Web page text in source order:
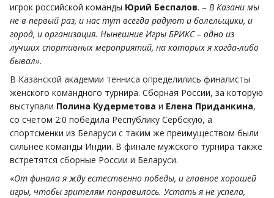
игрок российской команды Юрий Беспалов. – В Казани мы
не в первый раз, и нас тут всегда радуют и болельщики, и
город, и организация. Нынешние Игры БРИКС – одно из
лучших спортивных мероприятий, на которых я когда-либо
бывал».
В Казанской академии тенниса определились финалисты
женского командного турнира. Сборная России, за которую
выступали Полина Кудерметова и Елена Приданкина,
со счетом 2:0 победила Республику Сербскую, а
спортсменки из Беларуси с таким же преимуществом были
сильнее команды Индии. В финале мужского турнира также
встретятся сборные России и Беларуси.
«От финала я жду естественно победы, и главное хорошей
игры, чтобы зрителям понравилось. Устать я не успела,